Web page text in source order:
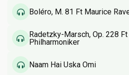
Boléro, M. 81 Ft Maurice
Radetzky-Marsch, Op. 228
Philharmoniker
Naam Hai Uska Omi